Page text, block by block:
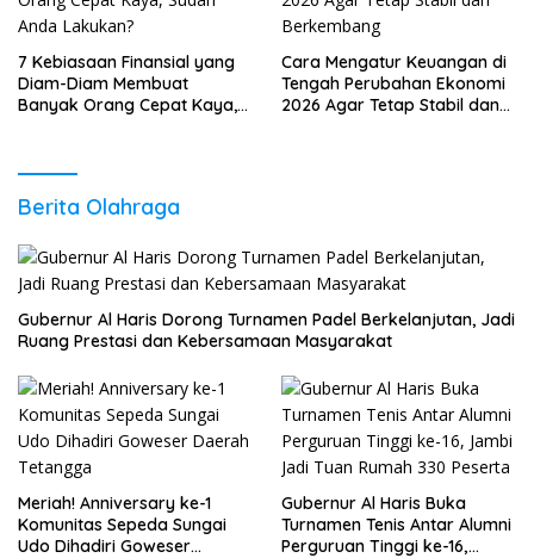
7 Kebiasaan Finansial yang
Diam-Diam Membuat
Banyak Orang Cepat Kaya,
Cara Mengatur Keuangan di
Tengah Perubahan Ekonomi
2026 Agar Tetap Stabil dan
Berita Olahraga
Gubernur Al Haris Dorong Turnamen Padel Berkelanjutan, Jadi
Ruang Prestasi dan Kebersamaan Masyarakat
Meriah! Anniversary ke-1
Komunitas Sepeda Sungai
Udo Dihadiri Goweser
Gubernur Al Haris Buka
Turnamen Tenis Antar Alumni
Perguruan Tinggi ke-16,